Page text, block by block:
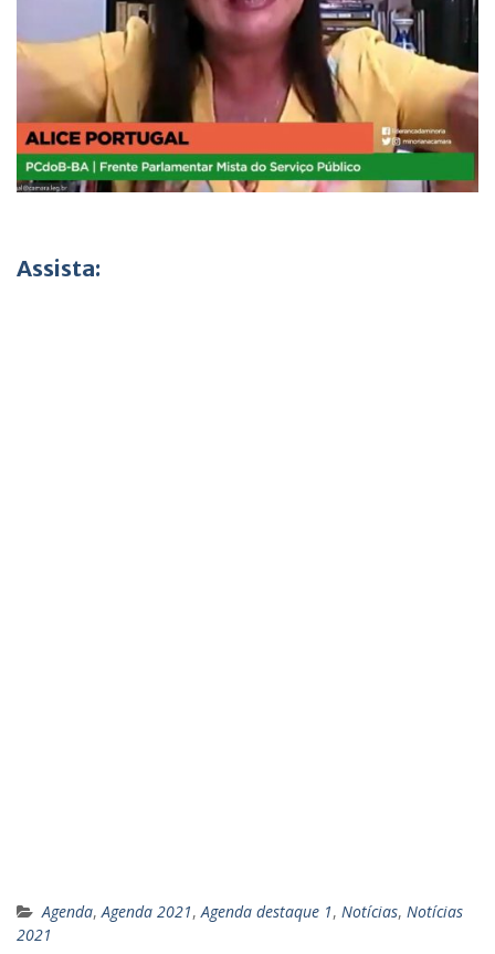
Assista:
Agenda,Agenda 2021,Agenda destaque 1, Notícias, Notícias
2021